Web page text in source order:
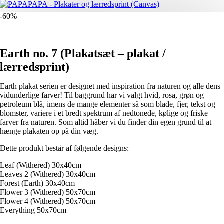
-60%
Earth no. 7 (Plakatsæt – plakat /
lærredsprint)
Earth plakat serien er designet med inspiration fra naturen og alle dens
vidunderlige farver! Til baggrund har vi valgt hvid, rosa, grøn og
petroleum blå, imens de mange elementer så som blade, fjer, tekst og
blomster, variere i et bredt spektrum af nedtonede, kølige og friske
farver fra naturen. Som altid håber vi du finder din egen grund til at
hænge plakaten op på din væg.
Dette produkt består af følgende designs:
Leaf (Withered) 30x40cm
Leaves 2 (Withered) 30x40cm
Forest (Earth) 30x40cm
Flower 3 (Withered) 50x70cm
Flower 4 (Withered) 50x70cm
Everything 50x70cm